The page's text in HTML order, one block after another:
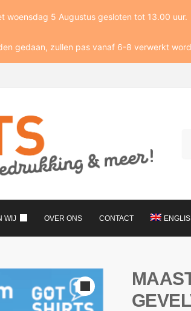
WIJ OVER ONS CONTACT
woensdag 5 Augustus gesloten tot 13.00 uur.
gedaan, zullen pas vanaf 6-8 verwerkt